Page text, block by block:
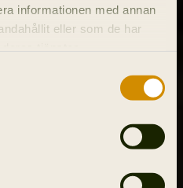
informationen med annan
eller som de har